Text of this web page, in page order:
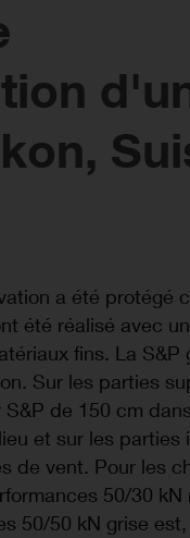
a été protégé
été réalisé avec
fins. La S&P
Sur les parties
de 150 cm
et sur les parties
de vent. Pour les
50/30 kN
50/50 kN grise est,